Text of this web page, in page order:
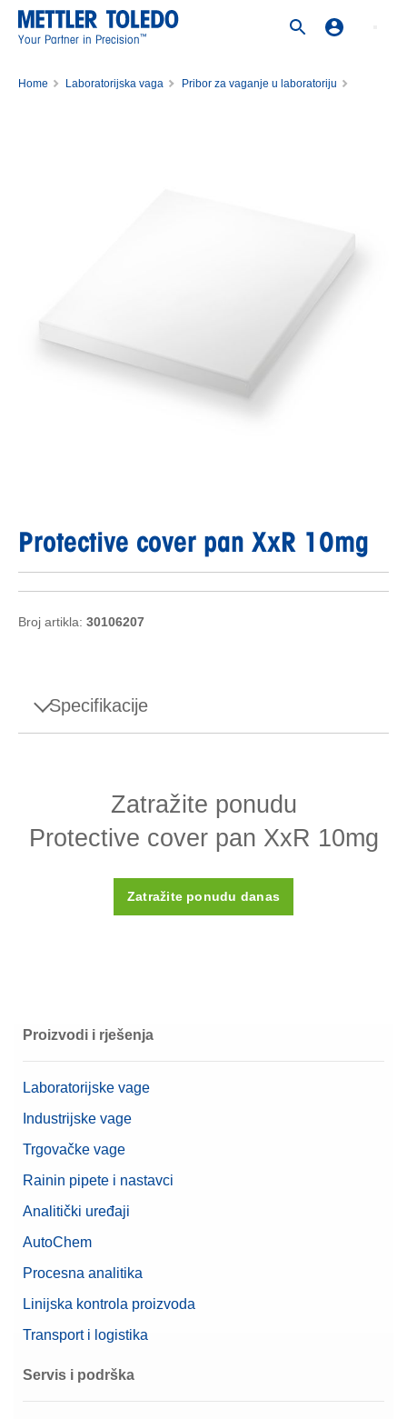
Your Partner in Precision™
Home Laboratorijska vaga
Pribor za vaganje u laboratoriju
Protective cover pan XxR 10mg
Broj artikla: 30106207
Specifikacije
Zaštitni poklopci
Zatražite ponudu
Protective cover pan XxR 10mg
Zatražite ponudu danas
Proizvodi i rješenja
Laboratorijske vage
Industrijske vage
Trgovačke vage
Rainin pipete i nastavci
Analitički uređaji
AutoChem
Procesna analitika
Linijska kontrola proizvoda
Transport i logistika
Servis i podrška